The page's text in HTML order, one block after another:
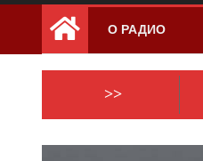
Радио
бесплатно в хорошем
Петербург и Россия
О РАДИО
>>